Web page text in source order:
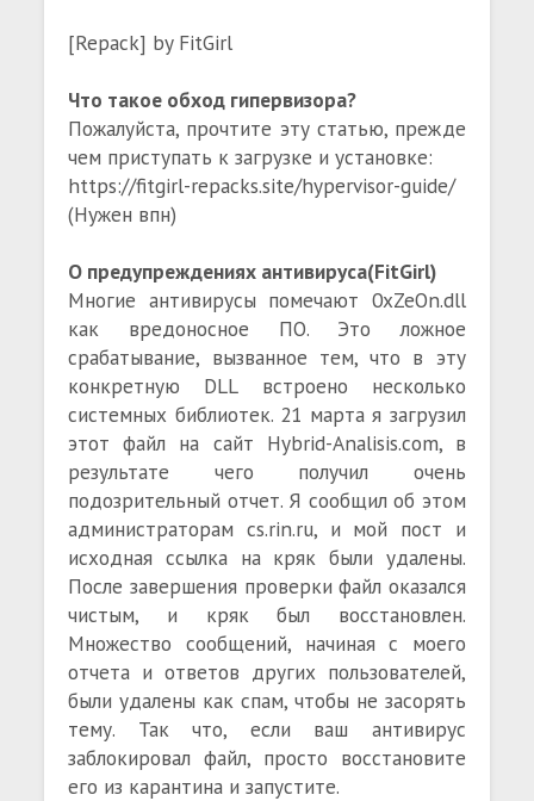
[Repack] by FitGirl
Что такое обход гипервизора?
Пожалуйста, прочтите эту статью, прежде
чем приступать к загрузке и установке:
https://fitgirl-repacks.site/hypervisor-guide/
(Нужен впн)
О предупреждениях антивируса(FitGirl)
Многие антивирусы помечают 0xZeOn.dll
как вредоносное ПО. Это ложное
срабатывание, вызванное тем, что в эту
конкретную DLL встроено несколько
системных библиотек. 21 марта я загрузил
этот файл на сайт Hybrid-Analisis.com, в
результате чего получил очень
подозрительный отчет. Я сообщил об этом
администраторам cs.rin.ru, и мой пост и
исходная ссылка на кряк были удалены.
После завершения проверки файл оказался
чистым, и кряк был восстановлен.
Множество сообщений, начиная с моего
отчета и ответов других пользователей,
были удалены как спам, чтобы не засорять
тему. Так что, если ваш антивирус
заблокировал файл, просто восстановите
его из карантина и запустите.